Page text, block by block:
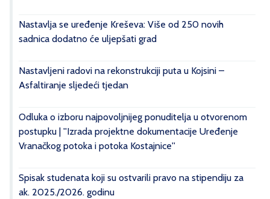
Nastavlja se uređenje Kreševa: Više od 250 novih
sadnica dodatno će uljepšati grad
Nastavljeni radovi na rekonstrukciji puta u Kojsini –
Asfaltiranje sljedeći tjedan
Odluka o izboru najpovoljnijeg ponuditelja u otvorenom
postupku | ''Izrada projektne dokumentacije Uređenje
Vranačkog potoka i potoka Kostajnice''
Spisak studenata koji su ostvarili pravo na stipendiju za
ak. 2025./2026. godinu